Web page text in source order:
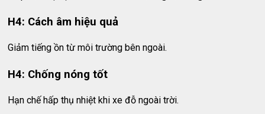
H4: Cách âm hiệu quả
Giảm tiếng ồn từ môi trường bên ngoài.
H4: Chống nóng tốt
Hạn chế hấp thụ nhiệt khi xe đỗ ngoài trời.